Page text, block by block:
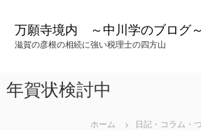
ス
万願寺境内 ～中川学のブログ～
滋賀の彦根の相続に強い税理士の四方山
年賀状検討中
ホーム 日記・コラム・